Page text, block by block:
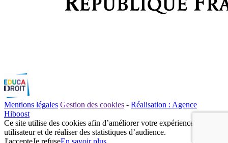
Mentions légales Gestion des cookies - Réalisation : Agence
Hiboost
Ce site utilise des cookies afin d’améliorer votre expérience
utilisateur et de réaliser des statistiques d’audience.
J'accepteJe refuseEn savoir plus